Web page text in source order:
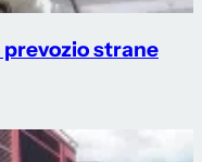
strane